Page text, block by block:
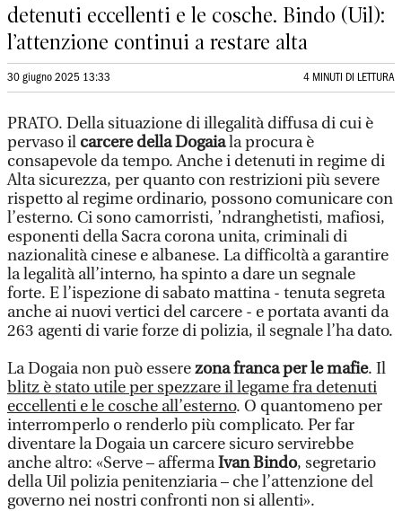
detenuti eccellenti e le cosche. Bindo (Uil):
l’attenzione continui a restare alta
30 giugno 2025 13:33 4 MINUTI DI LETTURA
PRATO. Della situazione di illegalità diffusa di cui è
pervaso il carcere della Dogaiala procura è
consapevole da tempo. Anche i detenuti in regime di
Alta sicurezza, per quanto con restrizioni più severe
rispetto al regime ordinario, possono comunicare con
l’esterno. Ci sono camorristi, ’ndranghetisti, mafiosi,
esponenti della Sacra corona unita, criminali di
nazionalità cinese e albanese. La difficoltà a garantire
la legalità all’interno, ha spinto a dare un segnale
forte. E l’ispezione di sabato mattina - tenuta segreta
anche ai nuovi vertici del carcere - e portata avanti da
263 agenti di varie forze di polizia, il segnale l’ha dato.
La Dogaia non può esserezona franca per le mafie. Il
blitz è stato utile per spezzare il legame fra detenuti
eccellenti e le cosche all’esterno. O quantomeno per
interromperlo o renderlo più complicato. Per far
diventare la Dogaia un carcere sicuro servirebbe
anche altro: «Serve – affermaIvan Bindo, segretario
della Uil polizia penitenziaria – che l’attenzione del
governo nei nostri confronti non si allenti».